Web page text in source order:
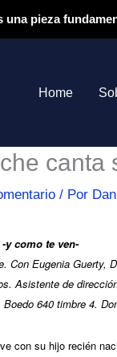
una pieza
Home
canta
/ Por
y como te ven-
Con Eugenia Guerty,
Asistente de
Boedo 640 timbre 4.
con su hijo recién